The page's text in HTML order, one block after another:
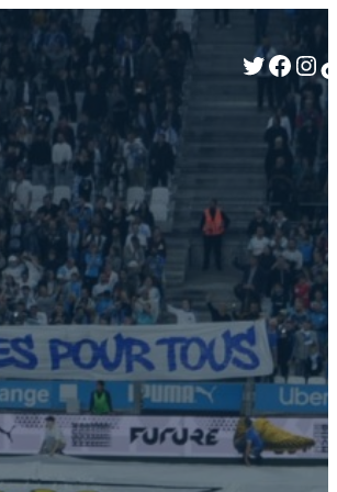
Twitter Facebook Instagram TikTok